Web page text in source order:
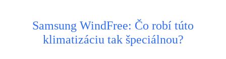
Samsung WindFree: Čo robí túto
klimatizáciu tak špeciálnou?